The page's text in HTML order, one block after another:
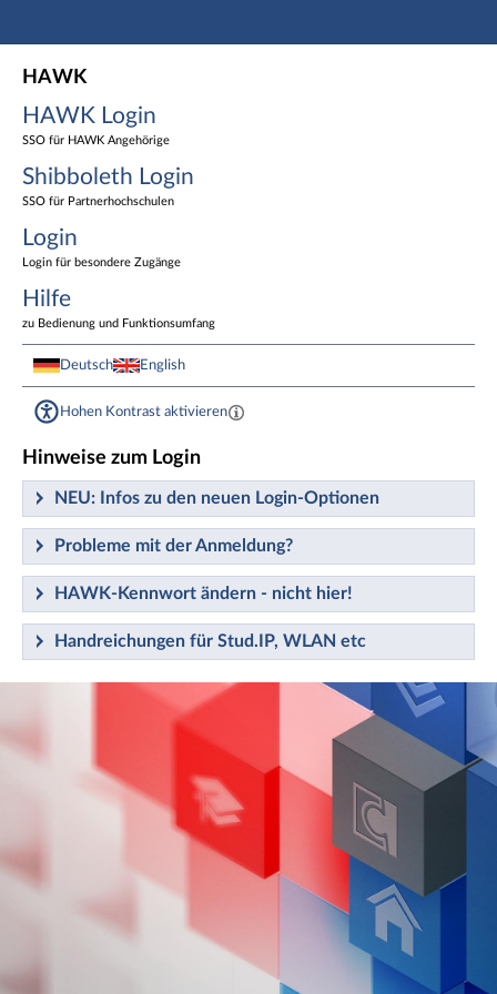
Hauptnavigation
HAWK
HAWK Login
SSO für HAWK Angehörige
Shibboleth Login
SSO für Partnerhochschulen
Login
Login für besondere Zugänge
Hilfe
zu Bedienung und Funktionsumfang
Deutsch English
Hohen Kontrast aktivieren
Hinweise zum Login
NEU: Infos zu den neuen Login-Optionen
Probleme mit der Anmeldung?
HAWK-Kennwort ändern - nicht hier!
Handreichungen für Stud.IP, WLAN etc